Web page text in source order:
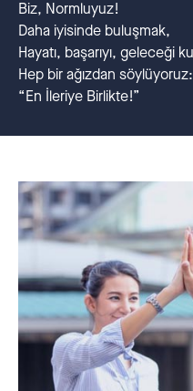
Biz, Normluyuz!
Daha iyisinde buluşmak,
Hayatı, başarıyı, geleceği
Hep bir ağızdan söylüyoruz:
“En İleriye Birlikte!”